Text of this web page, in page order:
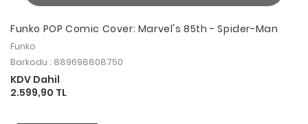
Funko POP Comic Cover: Marvel's 85th - Spider-Man
Funko
Barkodu : 889698808750
KDV Dahil
2.599,90 TL